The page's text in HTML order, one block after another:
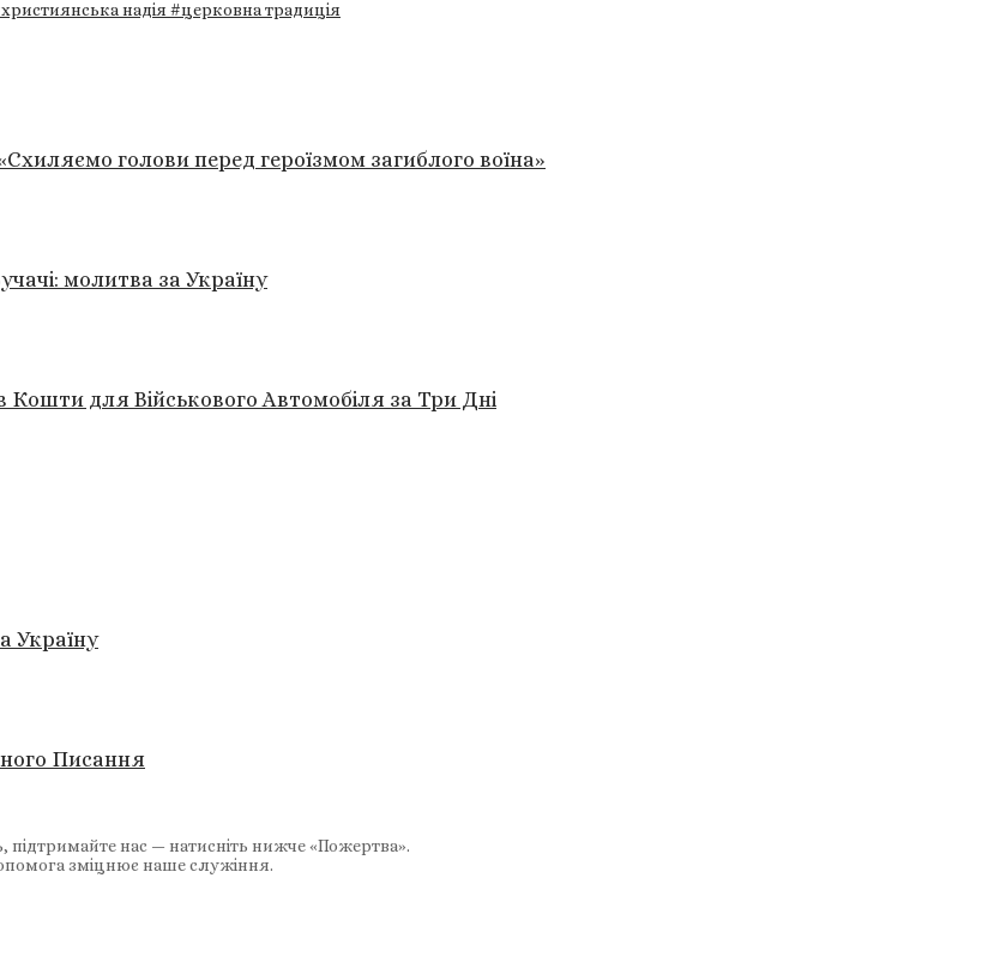
надія #церковна традиція
голови перед героїзмом загиблого воїна»
молитва за Україну
Кошти для Військового Автомобіля за Три Дні
Україну
Писання
нас — натисніть нижче «Пожертва».
зміцнює наше служіння.